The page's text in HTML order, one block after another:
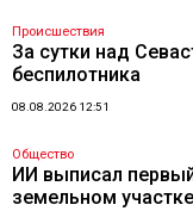
Происшествия
За сутки над
беспилотника
08.08.2026 12:51
Общество
ИИ выписал
земельном